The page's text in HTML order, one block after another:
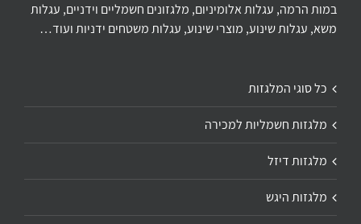
במות הרמה, עגלות אלומיניום, מלגזונים חשמליים וידניים, עגלות
משא, עגלות שינוע, מוצרי שינוע, עגלות משטחים ידניות ועוד…
כל סוגי המלגזות
מלגזות חשמליות למכירה
מלגזות דיזל
מלגזות היגש